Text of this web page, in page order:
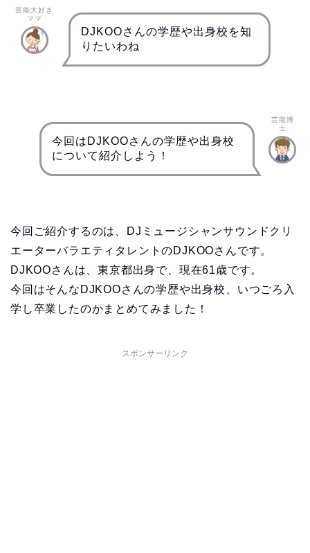
芸能大好き
ママ
DJKOOさんの学歴や出身校を知
りたいわね
今回はDJKOOさんの学歴や出身校
について紹介しよう！
芸能博
士
今回ご紹介するのは、DJミュージシャンサウンドクリ
エーターバラエティタレントのDJKOOさんです。
DJKOOさんは、東京都出身で、現在61歳です。
今回はそんなDJKOOさんの学歴や出身校、いつごろ入
学し卒業したのかまとめてみました！
スポンサーリンク